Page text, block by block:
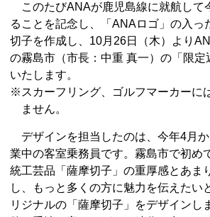
このたびANAが鹿児島線に就航して
ることを記念し、「ANAロゴ」の入っ
切子を作成し、10月26日（木）より
の霧島市（市長：中重 真一）の「限
いたします。
※スカーフリング、ゴルフマーカーに
ません。
デザインを担当したのは、今年4月
業中の客室乗務員です。霧島市で初め
統工芸品「薩摩切子」の重厚感とあま
し、もっと多くの方に魅力を伝えたい
リジナルの「薩摩切子」をデザインし